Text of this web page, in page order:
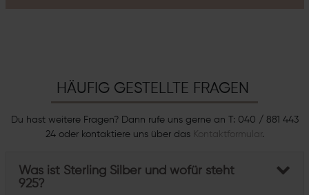
HÄUFIG GESTELLTE FRAGEN
Du hast weitere Fragen? Dann rufe uns gerne an T: 040 / 881 443
24 oder kontaktiere uns über das
Kontaktformular.
Was ist Sterling Silber und wofür steht
925?